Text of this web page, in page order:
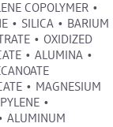
COPOLYMER •
• SILICA • BARIUM
• OXIDIZED
• ALUMINA •
• MAGNESIUM
•
ALUMINUM